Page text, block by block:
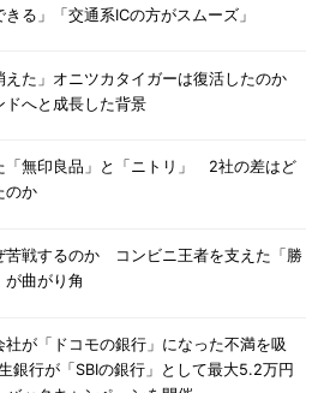
る」「交通系ICの方がスムーズ」
えた」オニツカタイガーは復活したのか
ドへと成長した背景
「無印良品」と「ニトリ」 2社の差はど
のか
苦戦するのか コンビニ王者を支えた「勝
が曲がり角
社が「ドコモの銀行」になった不満を吸
銀行が「SBIの銀行」として最大5.2万円